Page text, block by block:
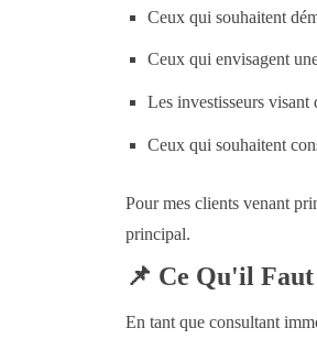
Ceux qui souhaitent
Ceux qui envisagent
Les investisseurs visant
Ceux qui souhaitent
Pour mes clients venant
principal.
📌 Ce Qu'il
En tant que consultant